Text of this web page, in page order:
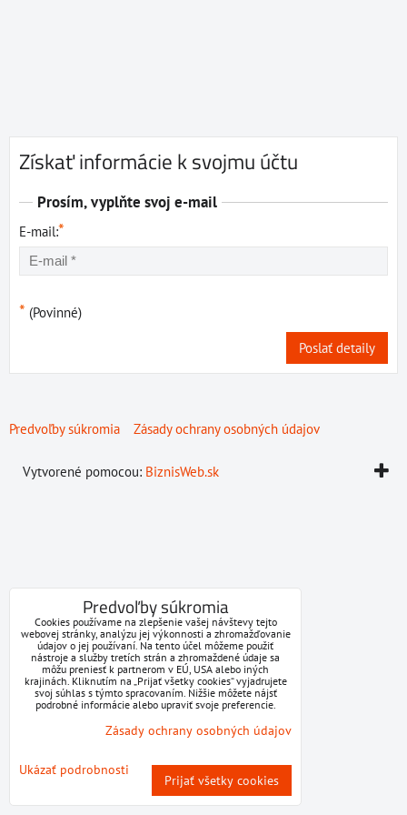
Získať informácie k svojmu účtu
Prosím, vyplňte svoj e-mail
E-mail:*
* (Povinné)
Poslať detaily
Predvoľby súkromia Zásady ochrany osobných údajov
Vytvorené pomocou: BiznisWeb.sk
Predvoľby súkromia
Cookies používame na zlepšenie vašej návštevy tejto
webovej stránky, analýzu jej výkonnosti a zhromažďovanie
údajov o jej používaní. Na tento účel môžeme použiť
nástroje a služby tretích strán a zhromaždené údaje sa
môžu preniesť k partnerom v EÚ, USA alebo iných
krajinách. Kliknutím na „Prijať všetky cookies“ vyjadrujete
svoj súhlas s týmto spracovaním. Nižšie môžete nájsť
podrobné informácie alebo upraviť svoje preferencie.
Zásady ochrany osobných údajov
Ukázať podrobnosti
Prijať všetky cookies